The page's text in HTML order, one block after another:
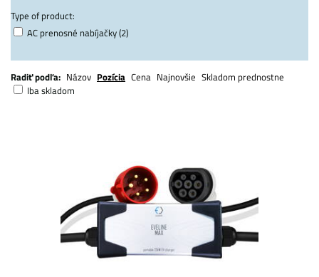
Type of product:
AC prenosné nabíjačky (2)
Radiť podľa: Názov Pozícia Cena Najnovšie Skladom prednostne
Iba skladom